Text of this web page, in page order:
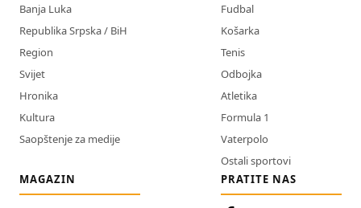
Banja Luka
Republika Srpska / BiH
Region
Svijet
Hronika
Kultura
Saopštenje za medije
Fudbal
Košarka
Tenis
Odbojka
Atletika
Formula 1
Vaterpolo
Ostali sportovi
MAGAZIN
PRATITE NAS